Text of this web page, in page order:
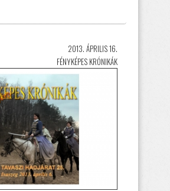
2013. ÁPRILIS 16.
FÉNYKÉPES KRÓNIKÁK